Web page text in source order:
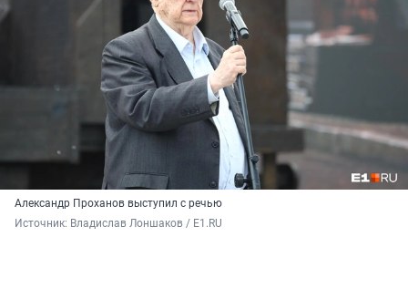
Александр Проханов выступил с речью
Источник: Владислав Лоншаков / E1.RU